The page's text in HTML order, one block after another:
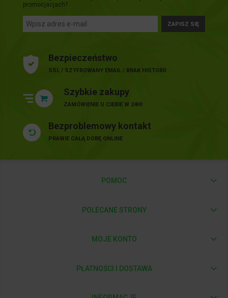
promocjacjach?
ZAPISZ SIĘ
Bezpieczeństwo
SSL / SZYFROWANY EMAIL / BRAK HISTORII
Szybkie zakupy
ZAMÓWIENIE U CIEBIE W 24H!
Bezproblemowy kontakt
PRAWIE CAŁĄ DOBĘ ONLINE
POMOC
POLECANE STRONY
MOJE KONTO
PŁATNOŚCI I DOSTAWA